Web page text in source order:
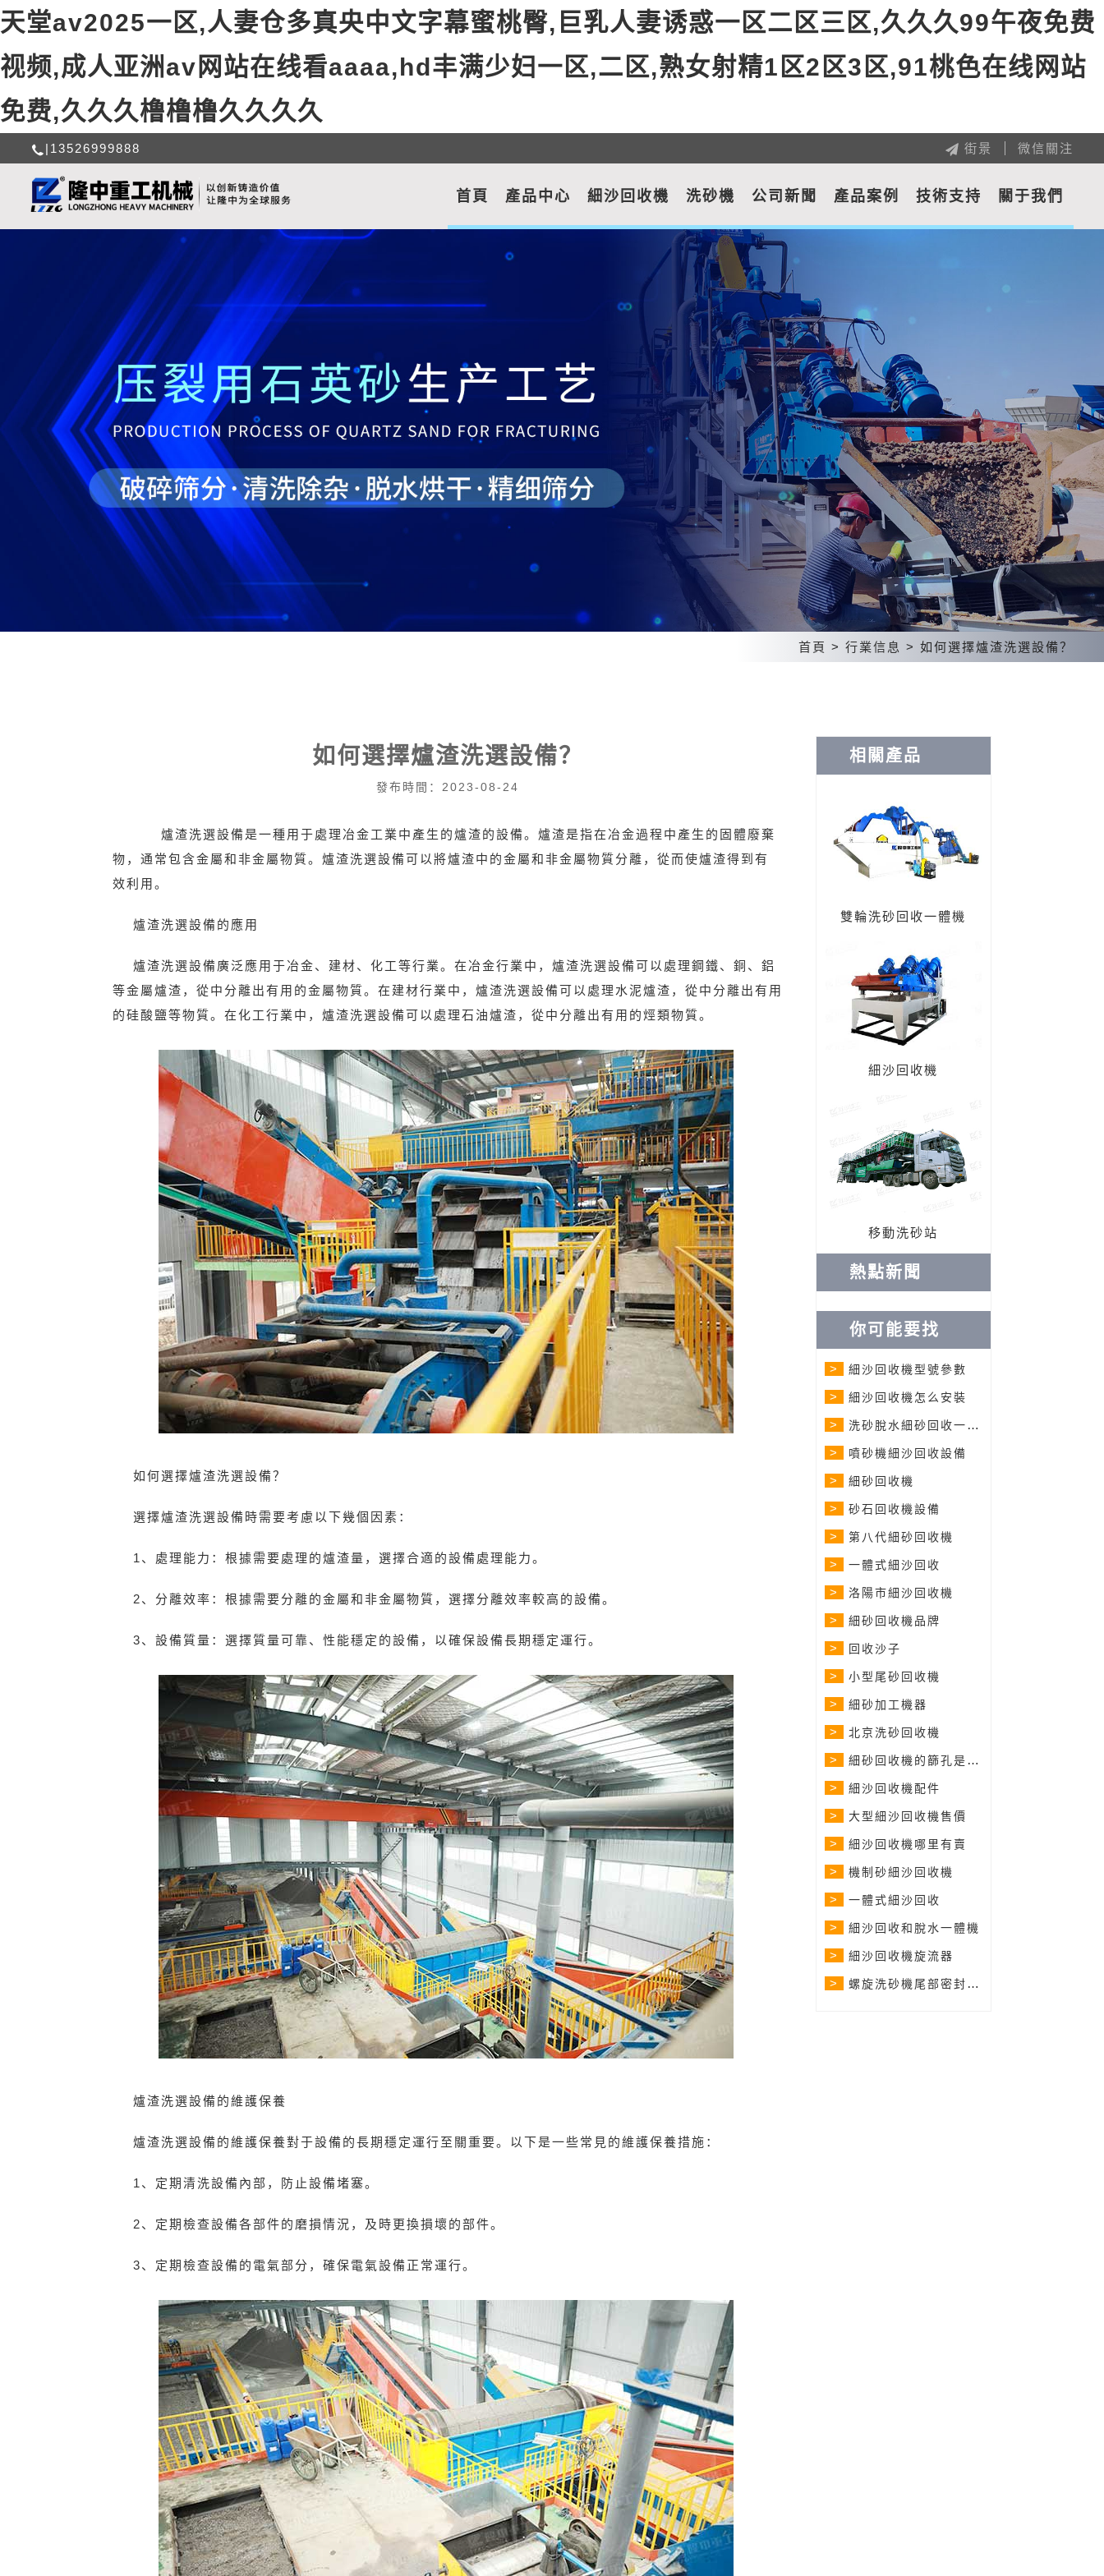
天堂av2025一区,人妻仓多真央中文字幕蜜桃臀,巨乳人妻诱惑一区二区三区,久久久99午夜免费
视频,成人亚洲av网站在线看aaaa,hd丰满少妇一区,二区,熟女射精1区2区3区,91桃色在线网站
免费,久久久橹橹橹久久久久
|13526999888 街景 微信關注
首頁 產品中心 細沙回收機 洗砂機 公司新聞 產品案例 技術支持 關于我們
首頁 > 行業信息 > 如何選擇爐渣洗選設備？
如何選擇爐渣洗選設備？
發布時間：2023-08-24
爐渣洗選設備是一種用于處理冶金工業中產生的爐渣的設備。爐渣是指在冶金過程中產生的固體廢棄
物，通常包含金屬和非金屬物質。爐渣洗選設備可以將爐渣中的金屬和非金屬物質分離，從而使爐渣得到有
效利用。
爐渣洗選設備的應用
爐渣洗選設備廣泛應用于冶金、建材、化工等行業。在冶金行業中，爐渣洗選設備可以處理鋼鐵、銅、鋁
等金屬爐渣，從中分離出有用的金屬物質。在建材行業中，爐渣洗選設備可以處理水泥爐渣，從中分離出有用
的硅酸鹽等物質。在化工行業中，爐渣洗選設備可以處理石油爐渣，從中分離出有用的烴類物質。
如何選擇爐渣洗選設備？
選擇爐渣洗選設備時需要考慮以下幾個因素：
1、處理能力：根據需要處理的爐渣量，選擇合適的設備處理能力。
2、分離效率：根據需要分離的金屬和非金屬物質，選擇分離效率較高的設備。
3、設備質量：選擇質量可靠、性能穩定的設備，以確保設備長期穩定運行。
爐渣洗選設備的維護保養
爐渣洗選設備的維護保養對于設備的長期穩定運行至關重要。以下是一些常見的維護保養措施：
1、定期清洗設備內部，防止設備堵塞。
2、定期檢查設備各部件的磨損情況，及時更換損壞的部件。
3、定期檢查設備的電氣部分，確保電氣設備正常運行。
相關產品
雙輪洗砂回收一體機
細沙回收機
移動洗砂站
熱點新聞
你可能要找
> 細沙回收機型號參數
> 細沙回收機怎么安裝
> 洗砂脫水細砂回收一體機
> 噴砂機細沙回收設備
> 細砂回收機
> 砂石回收機設備
> 第八代細砂回收機
> 一體式細沙回收
> 洛陽市細沙回收機
> 細砂回收機品牌
> 回收沙子
> 小型尾砂回收機
> 細砂加工機器
> 北京洗砂回收機
> 細砂回收機的篩孔是多少
> 細沙回收機配件
> 大型細沙回收機售價
> 細沙回收機哪里有賣
> 機制砂細沙回收機
> 一體式細沙回收
> 細沙回收和脫水一體機
> 細沙回收機旋流器
> 螺旋洗砂機尾部密封原理